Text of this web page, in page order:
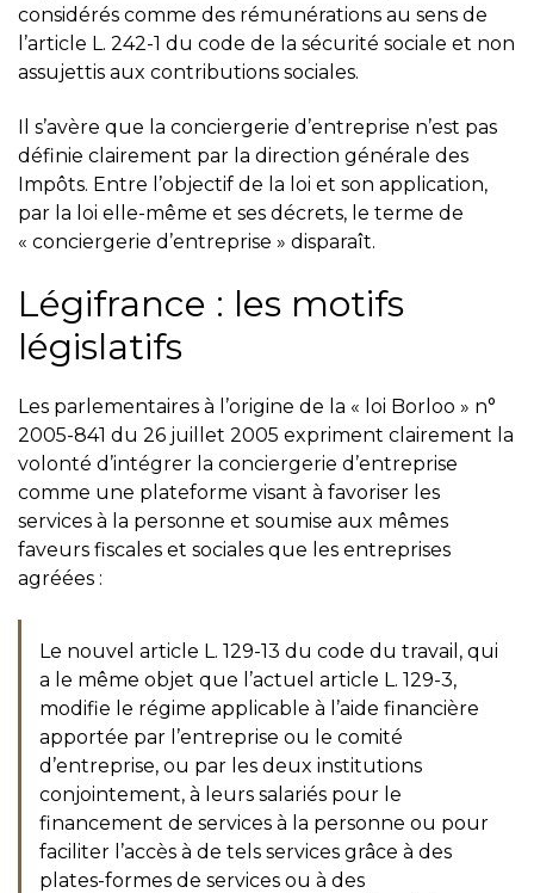
considérés comme des rémunérations au sens de
l’article L. 242-1 du code de la sécurité sociale et non
assujettis aux contributions sociales.
Il s’avère que la conciergerie d’entreprise n’est pas
définie clairement par la direction générale des
Impôts. Entre l’objectif de la loi et son application,
par la loi elle-même et ses décrets, le terme de
« conciergerie d’entreprise » disparaît.
Légifrance : les motifs
législatifs
Les parlementaires à l’origine de la « loi Borloo » n°
2005-841 du 26 juillet 2005 expriment clairement la
volonté d’intégrer la conciergerie d’entreprise
comme une plateforme visant à favoriser les
services à la personne et soumise aux mêmes
faveurs fiscales et sociales que les entreprises
agréées :
Le nouvel article L. 129-13 du code du travail, qui
a le même objet que l’actuel article L. 129-3,
modifie le régime applicable à l’aide financière
apportée par l’entreprise ou le comité
d’entreprise, ou par les deux institutions
conjointement, à leurs salariés pour le
financement de services à la personne ou pour
faciliter l’accès à de tels services grâce à des
plates-formes de services ou à des